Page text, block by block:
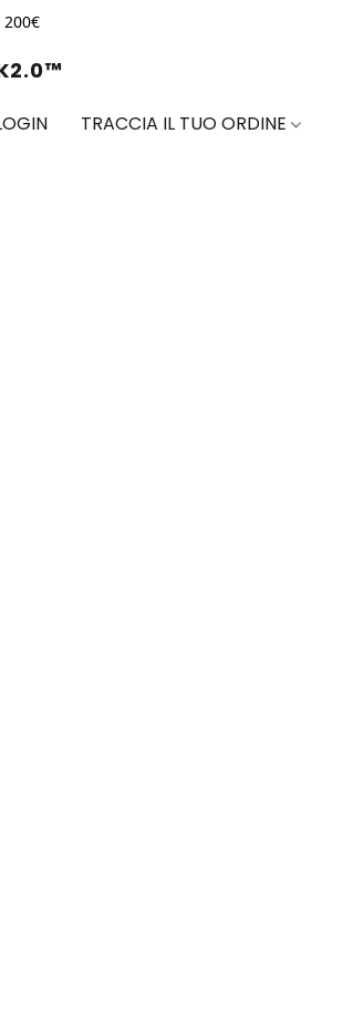
TRACCIA IL TUO ORDINE